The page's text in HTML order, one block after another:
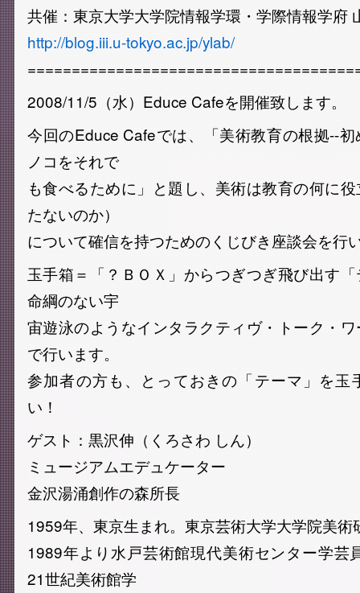
共催：東京大学大学院情報学環・学際情報学府
http://blog.iii.u-tokyo.ac.jp/ylab/
2008/11/5（水）Educe Cafeを開催致します。
今回のEduce Cafeでは、「美術教育の根拠--
ノコをそれで
も食べるために」と題し、美術は教育の何に
たないのか）
について確信を持つためのくじびき座談会を行
玉手箱＝「？ＢＯＸ」からつぎつぎ飛び出す
命綱のない宇
宙遊泳のようなインタラクティヴ・トーク・
で行います。
参加者の方も、とっておきの「テーマ」を玉
い！
ゲスト：黒沢伸（くろさわ しん）
ミュージアムエデュケーター
金沢湯涌創作の森所長
1959年、東京生まれ。東京芸術大学大学院美術
1989年より水戸芸術館現代美術センター学芸
21世紀美術館学